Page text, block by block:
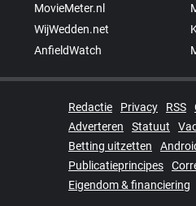
MovieMeter.nl
WijWedden.net
AnfieldWatch
Redactie Privacy RSS
Adverteren
Statuut
Betting uitzetten
Publicatieprincipes
Eigendom & financiering